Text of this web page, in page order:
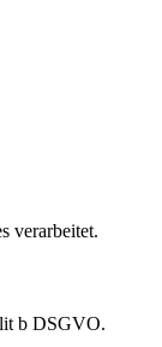
verarbeitet.
lit b DSGVO.